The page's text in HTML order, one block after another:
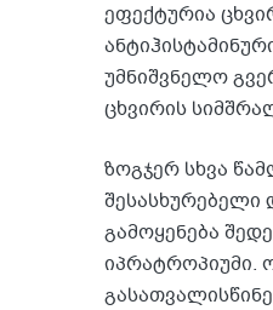
ეფექტურია
უმნიშვნელო
ცხვირის
ზოგჯერ სხვა
გამოყენება
იპრატროპიუმი.